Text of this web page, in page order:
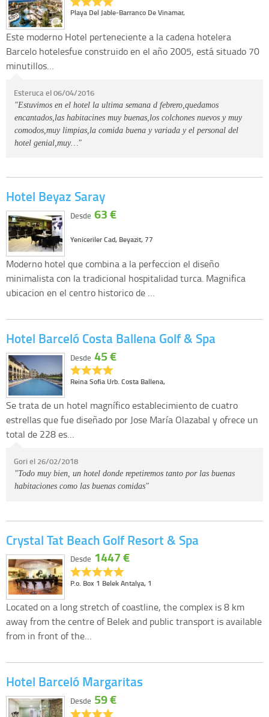
Playa Del Jable-Barranco De Vinamar,
Este moderno Hotel perteneciente a la cadena hotelera
Barcelo hotelesfue construido en el año 2005, está situado 70
minutillos…
Esteruca el 06/04/2016
"Estuvimos en el hotel la ultima semana d febrero,quedamos
encantados,las habitacines muy buenas,los colchones nuevos y muy
comodos,muy limpias,la comida buena y variada y el personal del
hotel genial,muy…"
Hotel Beyaz Saray
Yeniceriler Cad, Beyazit, 77
Desde 63 €
Moderno hotel que combina a la perfeccion el diseño
minimalista con la tradicional hospitalidad turca. Magnifica
ubicacion en el centro historico de …
Hotel Barceló Costa Ballena Golf & Spa
Reina Sofia Urb. Costa Ballena,
Desde 45 €
Se trata de un hotel magnífico establecimiento de cuatro
estrellas que fue diseñado por Jose María Olazabal y ofrece un
total de 228 es…
Gori el 26/02/2018
"Todo muy bien, un hotel donde repetiremos tanto por las buenas
habitaciones como las buenas comidas"
Crystal Tat Beach Golf Resort & Spa
P.o. Box 1 Belek Antalya, 1
Desde 1447 €
Located on a long stretch of coastline, the complex is 8 km
away from the centre of Belek and public transport is available
from in front of the…
Hotel Barceló Margaritas
Desde 59 €